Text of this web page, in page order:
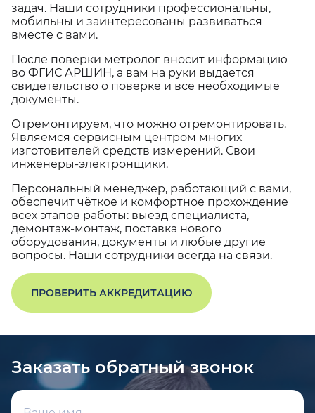
задач. Наши сотрудники профессиональны,
мобильны и заинтересованы развиваться
вместе с вами.
После поверки метролог вносит информацию
во ФГИС АРШИН, а вам на руки выдается
свидетельство о поверке и все необходимые
документы.
Отремонтируем, что можно отремонтировать.
Являемся сервисным центром многих
изготовителей средств измерений. Свои
инженеры-электронщики.
Персональный менеджер, работающий с вами,
обеспечит чёткое и комфортное прохождение
всех этапов работы: выезд специалиста,
демонтаж-монтаж, поставка нового
оборудования, документы и любые другие
вопросы. Наши сотрудники всегда на связи.
ПРОВЕРИТЬ АККРЕДИТАЦИЮ
Заказать обратный звонок